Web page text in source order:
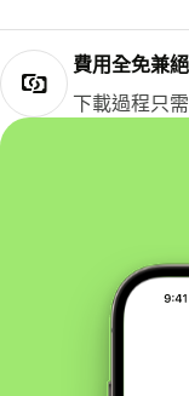
費用全免兼
下載過程只